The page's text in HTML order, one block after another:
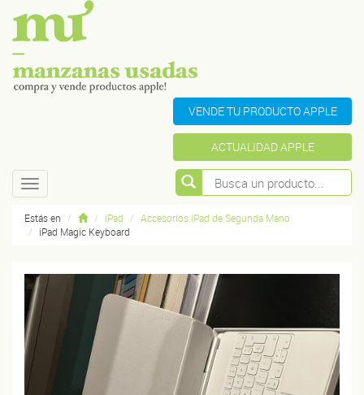
VENDE TU PRODUCTO APPLE
ACTUALIDAD APPLE
Toggle
navigation
Estás en iPad
Accesorios iPad de Segunda Mano
iPad Magic Keyboard